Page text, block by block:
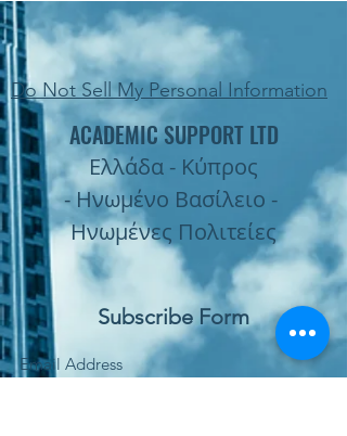
Do Not Sell My Personal Information
ACADEMIC SUPPORT LTD
Ελλάδα - Κύπρος
- Ηνωμένο Βασίλειο -
Ηνωμένες Πολιτείες
Subscribe Form